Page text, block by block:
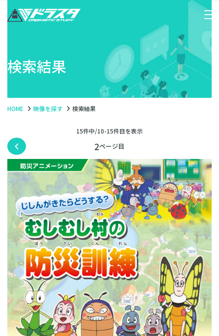
検索結果
HOME 映像を探す 検索結果
15件中/10-15件目を表示
2